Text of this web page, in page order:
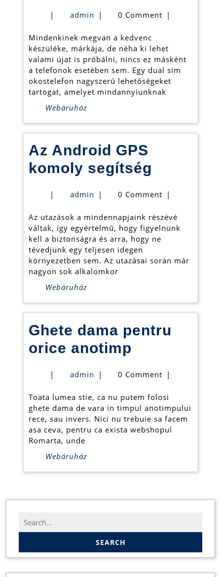
okostelefonok
választéka
| admin admin
| 0 Comment |
Mindenkinek megvan a kedvenc
készüléke, márkája, de néha ki lehet
valami újat is próbálni, nincs ez másként
a telefonok esetében sem. Egy dual sim
okostelefon nagyszerű lehetőségeket
tartogat, amelyet mindannyiunknak
Webáruház
Az Android GPS
komoly segítség
GPS
komoly
segítség
| admin admin
| 0 Comment |
Az utazások a mindennapjaink részévé
váltak, így egyértelmű, hogy figyelnünk
kell a biztonságra és arra, hogy ne
tévedjünk egy teljesen idegen
környezetben sem. Az utazásai során már
nagyon sok alkalomkor
Webáruház
Ghete dama pentru
orice anotimp
pentru
orice
anotimp
| admin admin
| 0 Comment |
Toata lumea stie, ca nu putem folosi
ghete dama de vara in timpul anotimpului
rece, sau invers. Nici nu trebuie sa facem
asa ceva, pentru ca exista webshopul
Romarta, unde
Webáruház
Search
for: